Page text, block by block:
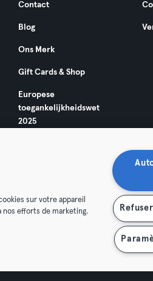
Contact
Blog
Ons Merk
Gift Cards & Shop
Europese
toegankelijkheidswet
2025
Bedrijfsgegevens
sur votre appareil
nos efforts de marketing.